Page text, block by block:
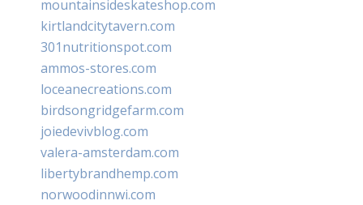
mountainsideskateshop.com
kirtlandcitytavern.com
301nutritionspot.com
ammos-stores.com
loceanecreations.com
birdsongridgefarm.com
joiedevivblog.com
valera-amsterdam.com
libertybrandhemp.com
norwoodinnwi.com